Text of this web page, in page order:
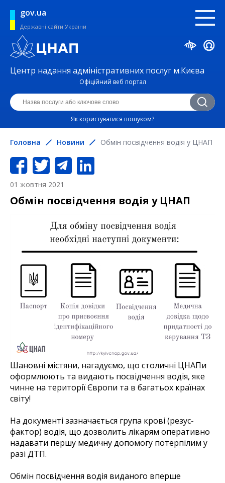
gov.ua
Державні сайти України
Центр надання адміністративних послуг м.Києва
Офіційний веб портал
Як користуватися пошуком?
Головна Новини Обмін посвідчення водія у ЦНАП
01 жовтня 2021
Обмін посвідчення водія у ЦНАП
Шановні містяни, нагадуємо, що столичні ЦНАПи
оформлюють та видають посвідчення водія, яке
чинне на території Європи та в багатьох країнах
світу!
На документі зазначається група крові (резус-
фактор) водія, що дозволить лікарям оперативно
надавати першу медичну допомогу потерпілим у
разі ДТП.
Обмін посвідчення водія виданого вперше